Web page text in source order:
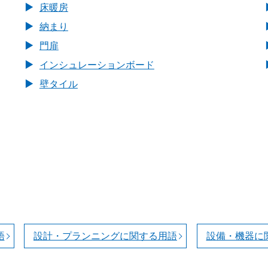
床暖房
納まり
門扉
インシュレーションボード
壁タイル
設計・プランニングに関する用語 設備・機器に